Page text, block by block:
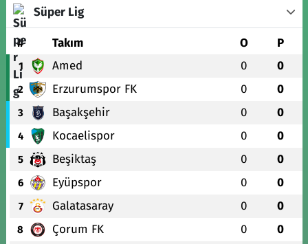
Süper Lig
# Takım O P
1 Amed 0 0
2 Erzurumspor FK 0 0
3 Başakşehir 0 0
4 Kocaelispor 0 0
5 Beşiktaş 0 0
6 Eyüpspor 0 0
7 Galatasaray 0 0
8 Çorum FK 0 0